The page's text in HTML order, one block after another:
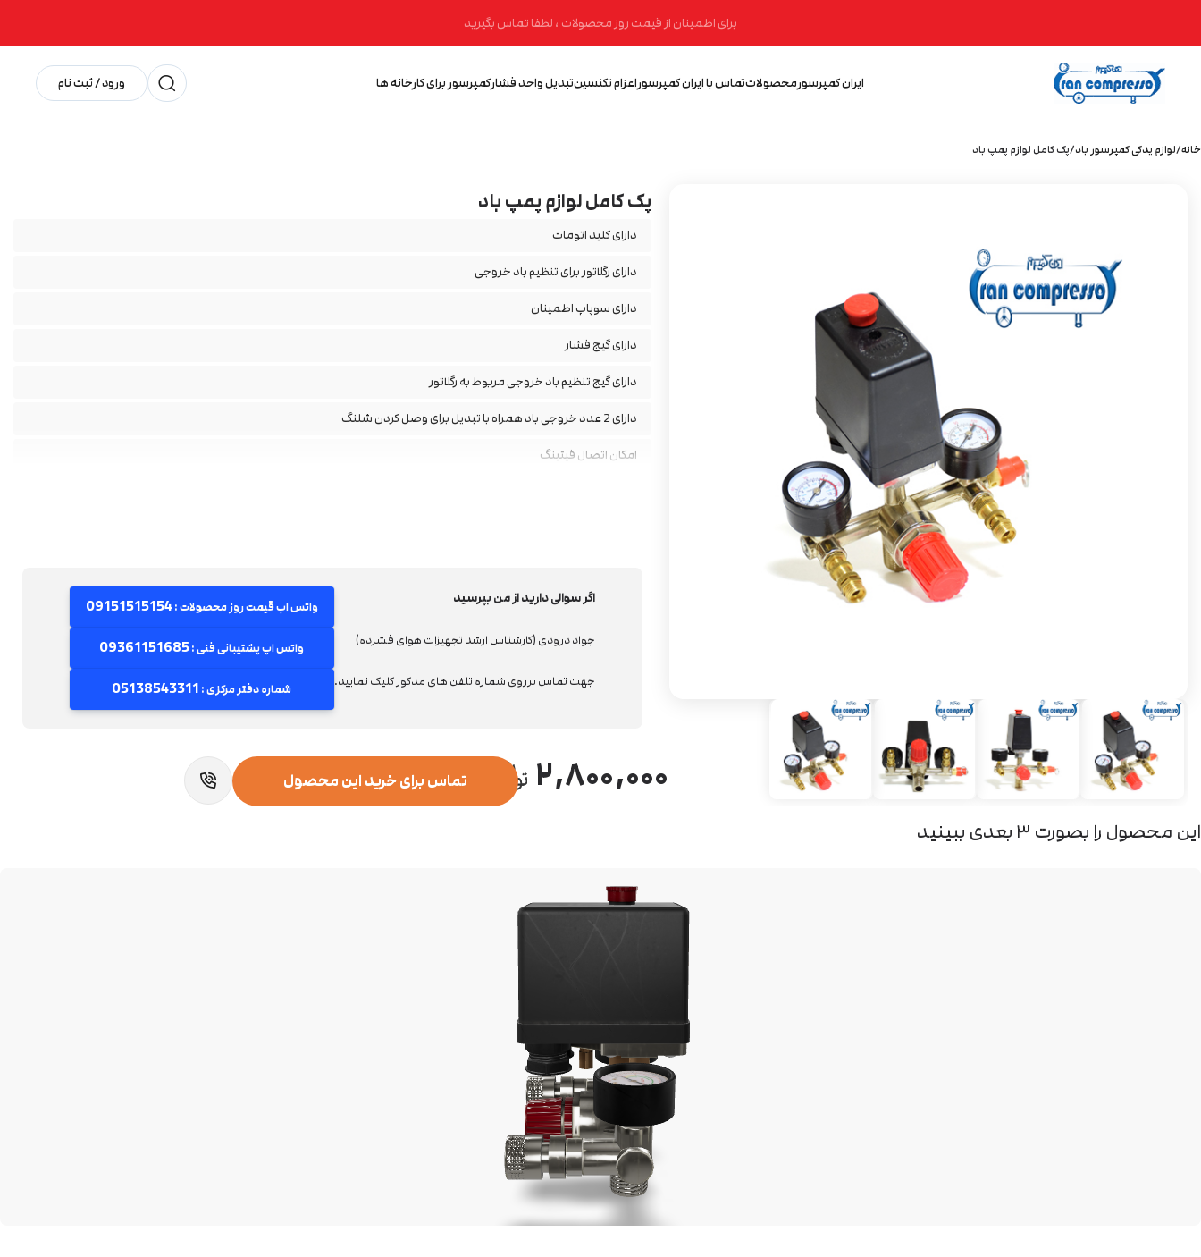
برای اطمینان از قیمت روز محصولات ، لطفا تماس بگیرید
ایران کمپرسورمحصولاتتماس با ایران کمپرسوراعزام تکنسینتبدیل واحد فشارکمپرسور برای کارخانه ها ورود / ثبت نام
خانه لوازم یدکی کمپرسور باد پک کامل لوازم پمپ باد
پک کامل لوازم پمپ باد
دارای کلید اتومات
دارای رگلاتور برای تنظیم باد خروجی
دارای سوپاپ اطمینان
دارای گیج فشار
دارای گیج تنظیم باد خروجی مربوط به رگلاتور
دارای 2 عدد خروجی باد همراه با تبدیل برای وصل کردن شلنگ
امکان اتصال فیتینگ
اگر سوالی دارید از من بپرسید
جواد درودی (کارشناس ارشد تجهیزات هوای فشرده)
جهت تماس برروی شماره تلفن های مذکور کلیک نمایید.
واتس اپ قیمت روز محصولات :09151515154
واتس اپ پشتیبانی فنی :09361151685
شماره دفتر مرکزی : 05138543311
۲,۸۰۰,۰۰۰ تماس برای خرید این محصول
این محصول را بصورت ۳ بعدی ببینید